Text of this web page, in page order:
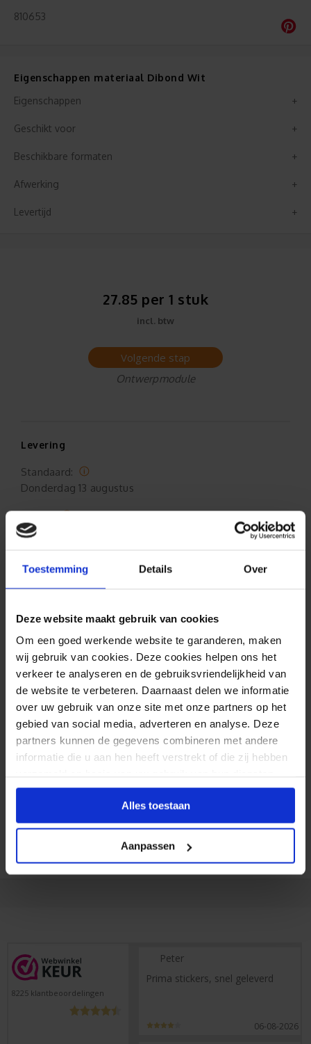
Toestemming Details Over
Deze website maakt gebruik van cookies
Om een goed werkende website te garanderen, maken
wij gebruik van cookies. Deze cookies helpen ons het
verkeer te analyseren en de gebruiksvriendelijkheid van
de website te verbeteren. Daarnaast delen we informatie
over uw gebruik van onze site met onze partners op het
gebied van social media, adverteren en analyse. Deze
partners kunnen de gegevens combineren met andere
informatie die u aan hen heeft verstrekt of die zij hebben
Alles toestaan
Aanpassen
810653
Eigenschappen materiaal Dibond Wit
Eigenschappen
Geschikt voor
Beschikbare formaten
Afwerking
Levertijd
27.85 per 1 stuk
incl. btw
Volgende stap
Ontwerpmodule
Levering
Standaard:
Donderdag 13 augustus
Dinsdag
Woensdag12 augustus 17:00
Spoed:
Maandag 10 augustus 15:00
Formaat aanpasbaar
Gratis verzending*
Duizenden klanten raden jou aan bij ons te
bestellen (lees de onafhankelijke reviews)
8225 klantbeoordelingen
Peter
Prima stickers, snel geleverd
06-08-2026